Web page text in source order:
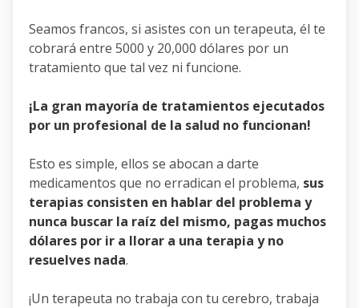
Seamos francos, si asistes con un terapeuta, él te
cobrará entre 5000 y 20,000 dólares por un
tratamiento que tal vez ni funcione.
¡La gran mayoría de tratamientos ejecutados
por un profesional de la salud no funcionan!
Esto es simple, ellos se abocan a darte
medicamentos que no erradican el problema, sus
terapias consisten en hablar del problema y
nunca buscar la raíz del mismo, pagas muchos
dólares por ir a llorar a una terapia y no
resuelves nada.
¡Un terapeuta no trabaja con tu cerebro, trabaja